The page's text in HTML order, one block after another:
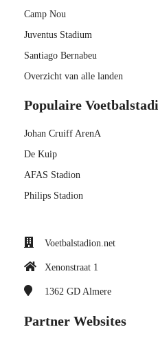
Camp Nou
Juventus Stadium
Santiago Bernabeu
Overzicht van alle landen
Populaire
Johan Cruiff ArenA
De Kuip
AFAS Stadion
Philips Stadion
Voetbalstadion.net
Xenonstraat 1
1362 GD Almere
Partner Websites